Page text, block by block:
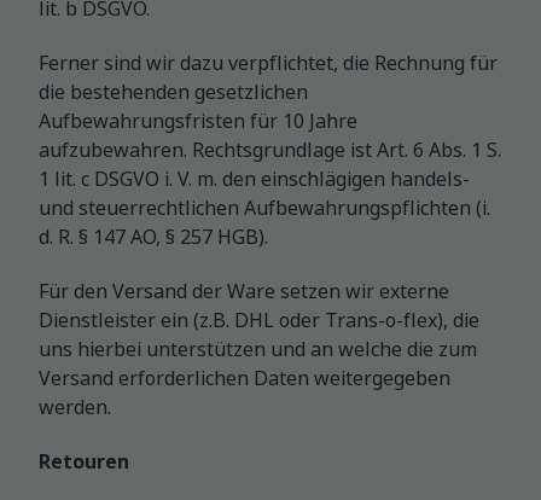
lit. b DSGVO.
Ferner sind wir dazu verpflichtet, die Rechnung für
die bestehenden gesetzlichen
Aufbewahrungsfristen für 10 Jahre
aufzubewahren. Rechtsgrundlage ist Art. 6 Abs. 1 S.
1 lit. c DSGVO i. V. m. den einschlägigen handels-
und steuerrechtlichen Aufbewahrungspflichten (i.
d. R. § 147 AO, § 257 HGB).
Für den Versand der Ware setzen wir externe
Dienstleister ein (z.B. DHL oder Trans-o-flex), die
uns hierbei unterstützen und an welche die zum
Versand erforderlichen Daten weitergegeben
werden.
Retouren